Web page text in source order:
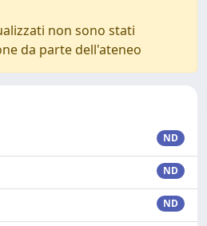
non sono stati
da parte dell'ateneo
ND
ND
ND